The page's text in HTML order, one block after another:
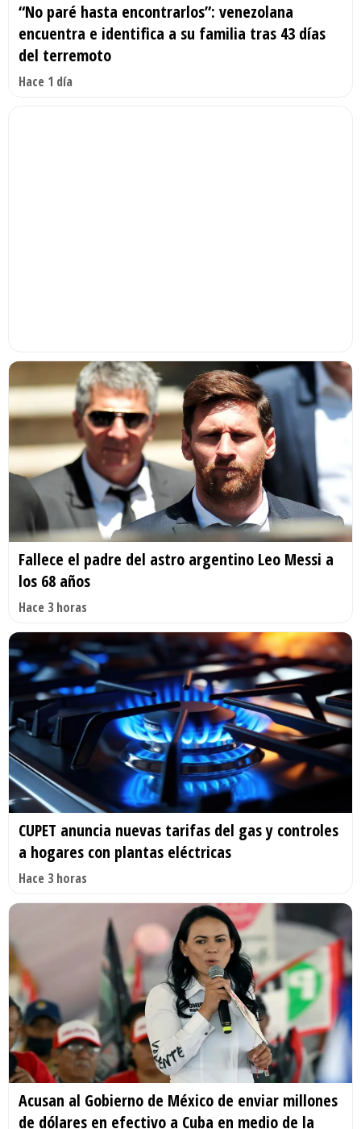
“No paré hasta encontrarlos”: venezolana
encuentra e identifica a su familia tras 43 días
del terremoto
Hace 1 día
Fallece el padre del astro argentino Leo Messi a
los 68 años
Hace 3 horas
CUPET anuncia nuevas tarifas del gas y controles
a hogares con plantas eléctricas
Hace 3 horas
Acusan al Gobierno de México de enviar millones
de dólares en efectivo a Cuba en medio de la